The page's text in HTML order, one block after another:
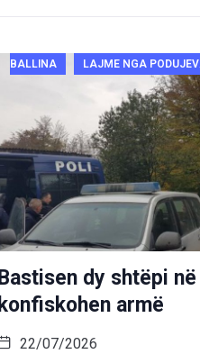
BALLINA LAJME NGA
Bastisen dy shtëpi
konfiskohen armë
22/07/2026